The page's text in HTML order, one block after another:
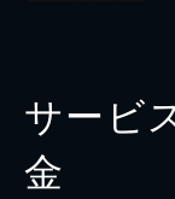
サービ
金